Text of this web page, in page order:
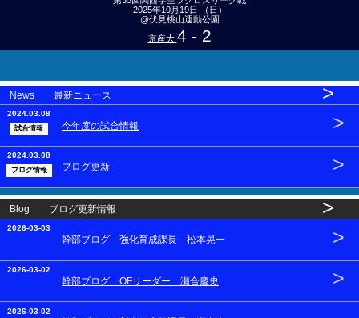
2025年10月19日 （日）
@伏見桃山運動公園
京産大 4 - 2
News 最新ニュース >
2024.03.08
試合情報 今年度の試合情報 >
2024.03.08
ブログ情報 ブログ更新 >
Blog ブログ更新情報 >
2026-03-03
幹部ブログ 強化育成課長 松本晃一 >
2026-03-02
幹部ブログ OFリーダー 瀬合慶史 >
2026-03-02